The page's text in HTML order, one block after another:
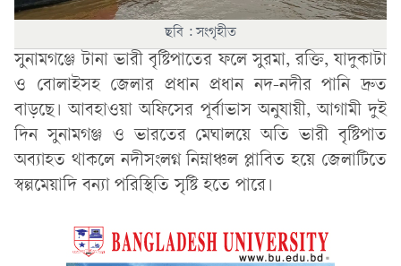
ছবি : সংগৃহীত
সুনামগঞ্জে টানা ভারী বৃষ্টিপাতের ফলে সুরমা, রক্তি, যাদুকাটা
ও বোলাইসহ জেলার প্রধান প্রধান নদ-নদীর পানি দ্রুত
বাড়ছে। আবহাওয়া অফিসের পূর্বাভাস অনুযায়ী, আগামী দুই
দিন সুনামগঞ্জ ও ভারতের মেঘালয়ে অতি ভারী বৃষ্টিপাত
অব্যাহত থাকলে নদীসংলগ্ন নিম্নাঞ্চল প্লাবিত হয়ে জেলাটিতে
স্বল্পমেয়াদি বন্যা পরিস্থিতি সৃষ্টি হতে পারে।